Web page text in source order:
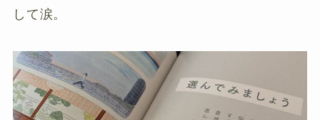
して涙。